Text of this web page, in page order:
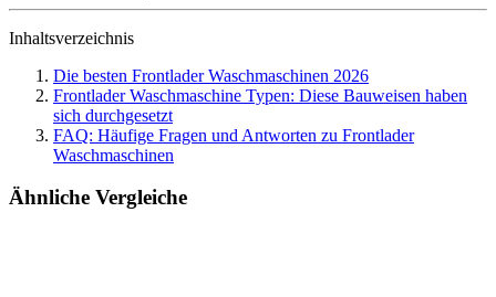
Inhaltsverzeichnis
Die besten Frontlader Waschmaschinen 2026
Frontlader Waschmaschine Typen: Diese Bauweisen haben
sich durchgesetzt
FAQ: Häufige Fragen und Antworten zu Frontlader
Waschmaschinen
Ähnliche Vergleiche